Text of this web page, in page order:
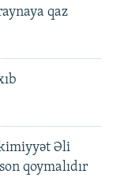
qaz
Əli
qoymalıdır